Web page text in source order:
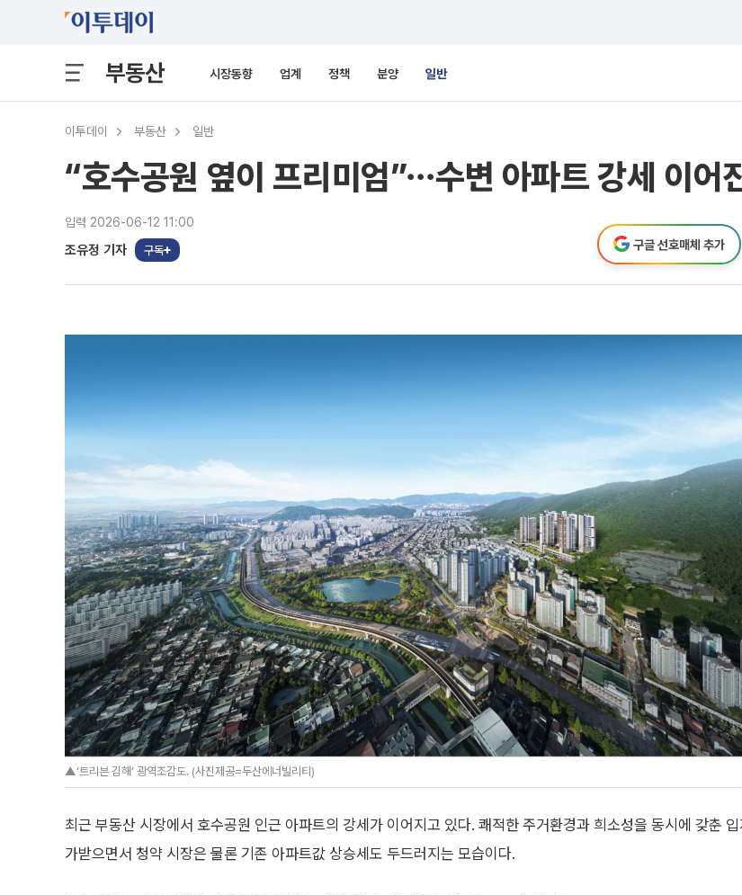
부동산 시장동향 업계 정책 분양 일반
이투데이 부동산 일반
“호수공원 옆이 프리미엄”⋯수변 아파트 강세 이어
입력 2026-06-12 11:00
조유정 기자 구독 구글 선호매체 추가
▲‘트리븐 김해’ 광역조감도. (사진제공=두산에너빌리티)
최근 부동산 시장에서 호수공원 인근 아파트의 강세가 이어지고 있다. 쾌적한 주거환경과 희소성을 동시에 갖춘
가받으면서 청약 시장은 물론 기존 아파트값 상승세도 두드러지는 모습이다.